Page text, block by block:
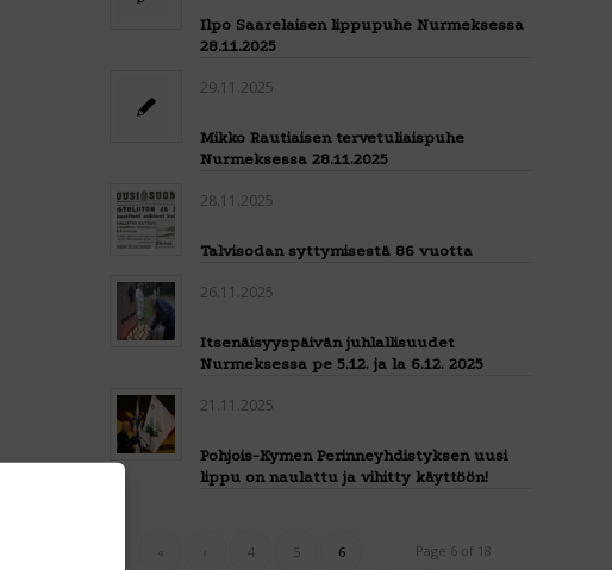
Ilpo Saarelaisen lippupuhe Nurmeksessa
28.11.2025
29.11.2025
Mikko Rautiaisen tervetuliaispuhe
Nurmeksessa 28.11.2025
28.11.2025
Talvisodan syttymisestä 86 vuotta
26.11.2025
Itsenäisyyspäivän juhlallisuudet
Nurmeksessa pe 5.12. ja la 6.12. 2025
21.11.2025
Pohjois-Kymen Perinneyhdistyksen uusi
lippu on naulattu ja vihitty käyttöön!
Page 6 of 18
« ‹ 4 5 6